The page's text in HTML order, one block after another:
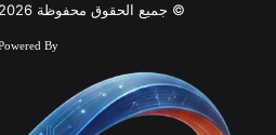
© جميع الحقوق محفوظة 2026, جريدة كلمة العرب